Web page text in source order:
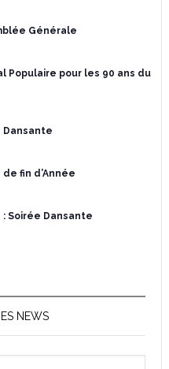
Générale
Populaire pour les 90 ans du
Dansante
de fin d’Année
: Soirée Dansante
NEWS